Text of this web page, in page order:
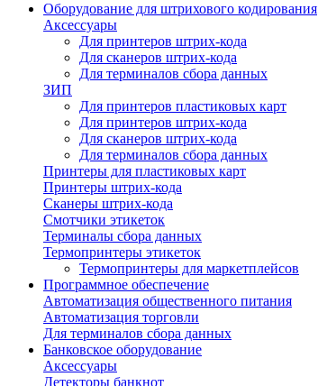
Оборудование для штрихового кодирования
Аксессуары
Для принтеров штрих-кода
Для сканеров штрих-кода
Для терминалов сбора данных
ЗИП
Для принтеров пластиковых карт
Для принтеров штрих-кода
Для сканеров штрих-кода
Для терминалов сбора данных
Принтеры для пластиковых карт
Принтеры штрих-кода
Сканеры штрих-кода
Смотчики этикеток
Терминалы сбора данных
Термопринтеры этикеток
Термопринтеры для маркетплейсов
Программное обеспечение
Автоматизация общественного питания
Автоматизация торговли
Для терминалов сбора данных
Банковское оборудование
Аксессуары
Детекторы банкнот